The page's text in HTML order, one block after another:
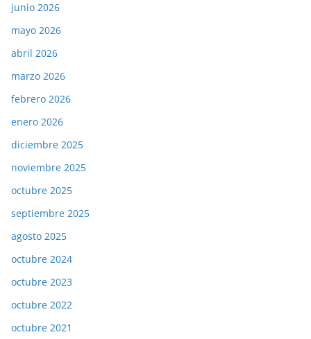
junio 2026
mayo 2026
abril 2026
marzo 2026
febrero 2026
enero 2026
diciembre 2025
noviembre 2025
octubre 2025
septiembre 2025
agosto 2025
octubre 2024
octubre 2023
octubre 2022
octubre 2021